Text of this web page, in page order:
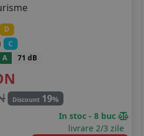
D
C
A 71 dB
Discount 19%
In stoc - 8 buc
livrare 2/3 zile